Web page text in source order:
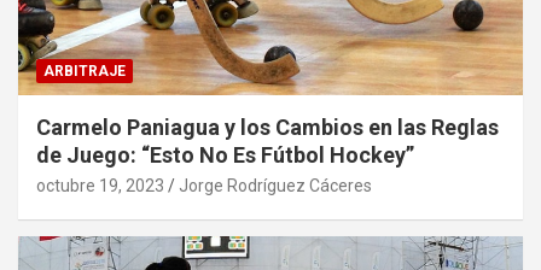
ARBITRAJE
Carmelo Paniagua y los Cambios en las Reglas
de Juego: “Esto No Es Fútbol Hockey”
octubre 19, 2023 Jorge Rodríguez Cáceres